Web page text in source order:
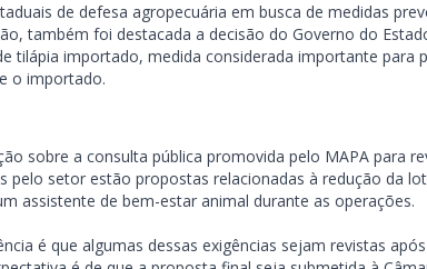
de defesa agropecuária em busca de medidas
também foi destacada a decisão do Governo do
tilápia importado, medida considerada importante para
o importado.
sobre a consulta pública promovida pelo MAPA para
setor estão propostas relacionadas à redução da
assistente de bem-estar animal durante as operações.
é que algumas dessas exigências sejam revistas